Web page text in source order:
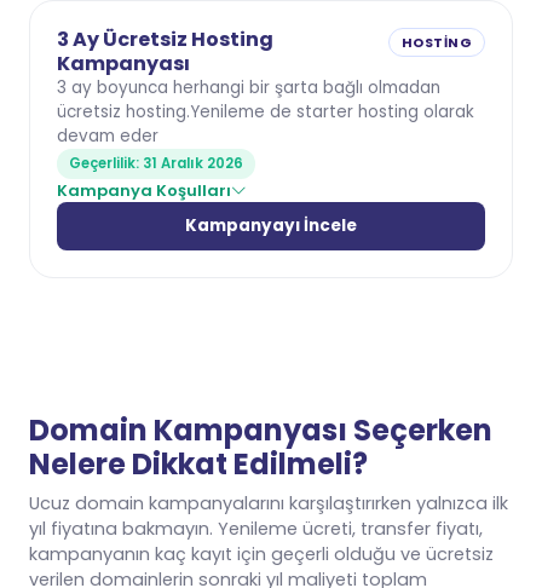
3 Ay Ücretsiz Hosting
Kampanyası
HOSTING
3 ay boyunca herhangi bir şarta bağlı olmadan
ücretsiz hosting.Yenileme de starter hosting olarak
devam eder
Geçerlilik: 31 Aralık 2026
Kampanya Koşulları
Kampanyayı İncele
Domain Kampanyası Seçerken
Nelere Dikkat Edilmeli?
Ucuz domain kampanyalarını karşılaştırırken yalnızca ilk
yıl fiyatına bakmayın. Yenileme ücreti, transfer fiyatı,
kampanyanın kaç kayıt için geçerli olduğu ve ücretsiz
verilen domainlerin sonraki yıl maliyeti toplam